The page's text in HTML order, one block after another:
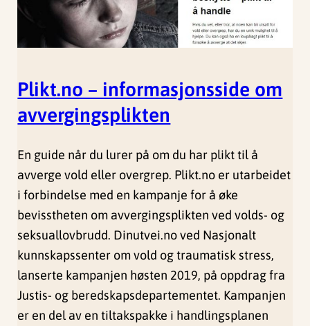
Plikt.no – informasjonsside om
avvergingsplikten
En guide når du lurer på om du har plikt til å
avverge vold eller overgrep. Plikt.no er utarbeidet
i forbindelse med en kampanje for å øke
bevisstheten om avvergingsplikten ved volds- og
seksuallovbrudd. Dinutvei.no ved Nasjonalt
kunnskapssenter om vold og traumatisk stress,
lanserte kampanjen høsten 2019, på oppdrag fra
Justis- og beredskapsdepartementet. Kampanjen
er en del av en tiltakspakke i handlingsplanen